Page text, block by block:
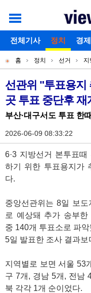
개
별
메
뉴
로그인 회원가입
주
메
뉴
전체기사 정치 경제
현
재
위
치
홈 정치 선거 지
기
사
본
문
선관위 "투표용
곳 투표 중단후 재
부산·대구서도 투표 한
2026-06-09 08:33:22
6·3 지방선거 본투표
하기 위한 투표용지가
다.
중앙선관위는 8일 보
로 예상돼 추가 송부
중 140개 투표소로 파
5일 발표한 조사 결과
지역별로 보면 서울 53
구 7개, 경남 5개, 전남
북 각각 1개 순이었다.